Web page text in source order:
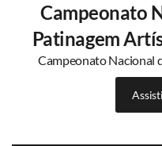
Campeonato
Patinagem
Campeonato Nacional